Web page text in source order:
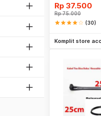
Rp 37.500
Rp75.000
starstarstarstarstar_border (30)
Komplit store acc